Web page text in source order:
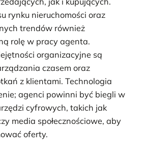
rynku nieruchomości oraz
trendów również
rolę w pracy agenta.
organizacyjne są
czasem oraz
z klientami. Technologia
agenci powinni być biegli w
cyfrowych, takich jak
media społecznościowe, aby
oferty.